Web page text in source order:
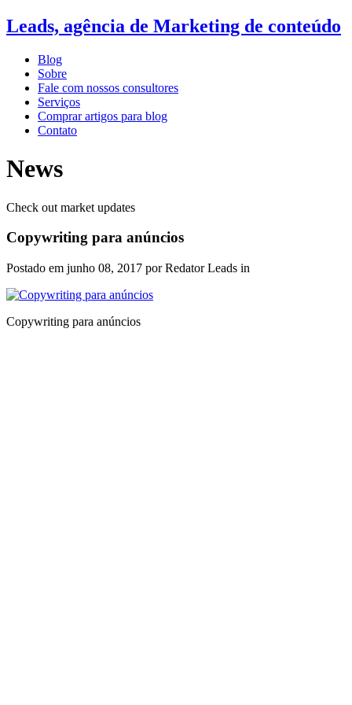
Leads, agência de Marketing de conteúdo
Blog
Sobre
Fale com nossos consultores
Serviços
Comprar artigos para blog
Contato
News
Check out market updates
Copywriting para anúncios
Postado em junho 08, 2017 por Redator Leads in
Copywriting para anúncios